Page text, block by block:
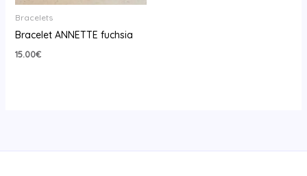
Bracelets
Bracelet ANNETTE fuchsia
15.00€